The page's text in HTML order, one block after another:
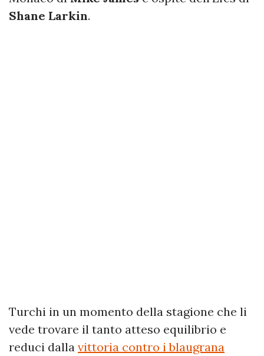
Shane Larkin.
Turchi in un momento della stagione che li
vede trovare il tanto atteso equilibrio e
reduci dalla vittoria contro i blaugrana